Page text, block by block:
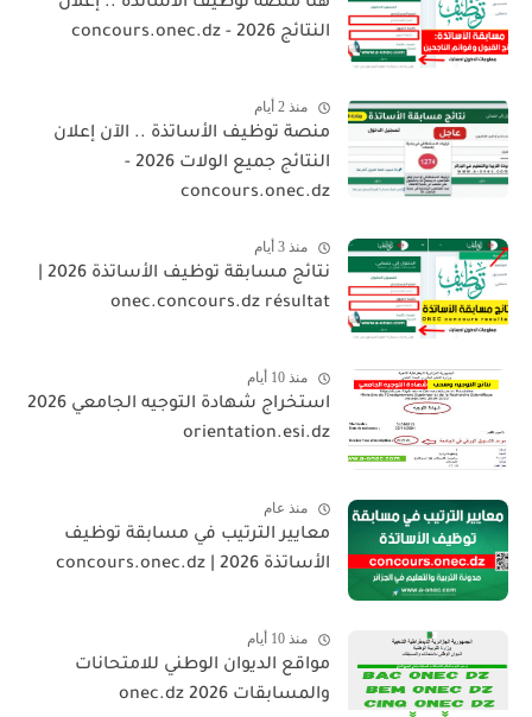
هنا منصة توظيف الأساتذة .. إعلان
النتائج 2026 - concours.onec.dz
منذ 2 أيام
منصة توظيف الأساتذة .. الآن إعلان
النتائج جميع الولات 2026 -
concours.onec.dz
منذ 3 أيام
نتائج مسابقة توظيف الأساتذة 2026 |
onec.concours.dz résultat
منذ 10 أيام
استخراج شهادة التوجيه الجامعي 2026
orientation.esi.dz
منذ عام
معايير الترتيب في مسابقة توظيف
الأساتذة 2026 | concours.onec.dz
منذ 10 أيام
مواقع الديوان الوطني للامتحانات
والمسابقات 2026 onec.dz